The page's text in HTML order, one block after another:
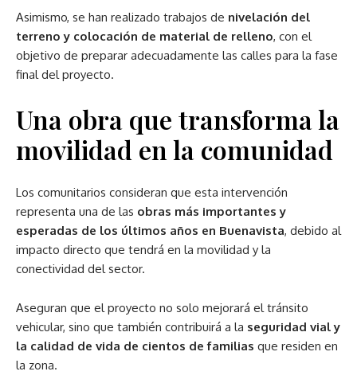
Asimismo, se han realizado trabajos de nivelación del
terreno y colocación de material de relleno, con el
objetivo de preparar adecuadamente las calles para la fase
final del proyecto.
Una obra que transforma la
movilidad en la comunidad
Los comunitarios consideran que esta intervención
representa una de las obras más importantes y
esperadas de los últimos años en Buenavista, debido al
impacto directo que tendrá en la movilidad y la
conectividad del sector.
Aseguran que el proyecto no solo mejorará el tránsito
vehicular, sino que también contribuirá a la seguridad vial y
la calidad de vida de cientos de familias que residen en
la zona.